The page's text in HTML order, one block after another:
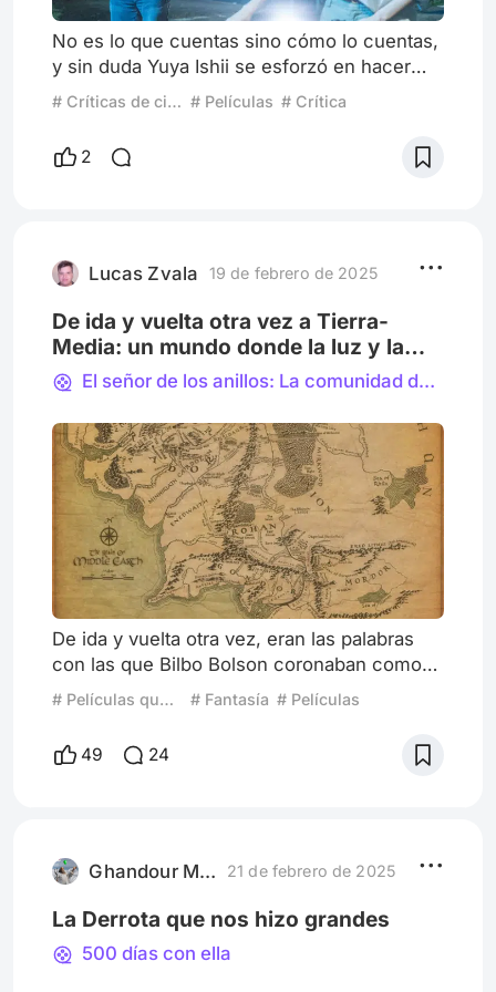
No es lo que cuentas sino cómo lo cuentas,
y sin duda Yuya Ishii se esforzó en hacer
destacar su película para darnos una original
época plagados de comedias románticas de
fábrica. La historia se centra en dos
en el campo. Amb
# Críticas de cine # Películas # Crítica
2
Lucas Zvala 19 de febrero de 2025
De ida y vuelta otra vez a Tierra-
Media: un mundo donde la luz y la
oscuridad yacen en guerra
El señor de los anillos: La comunidad del anillo
De ida y vuelta otra vez, eran las palabras
con las que Bilbo Bolson coronaban como
titulo de su libro, el cual, se encargaba de
narrarnos sus aventuras con Thorin y la
compañía de enanos que lo llevaron desde
su hogar en Hobbiton, en La Comarca, hasta
Tierra-media Estas mismas p
# Películas que Resaltan Lugares # Fantasía # Películas
49 24
Ghandour Mejia 21 de febrero de 2025
La Derrota que nos hizo grandes
500 días con ella